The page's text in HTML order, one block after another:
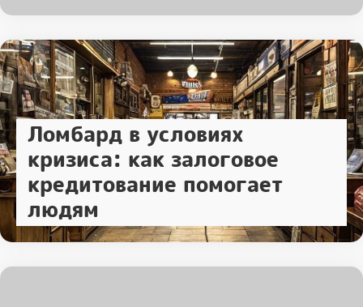
Ломбард в условиях
кризиса: как залоговое
кредитование помогает
людям